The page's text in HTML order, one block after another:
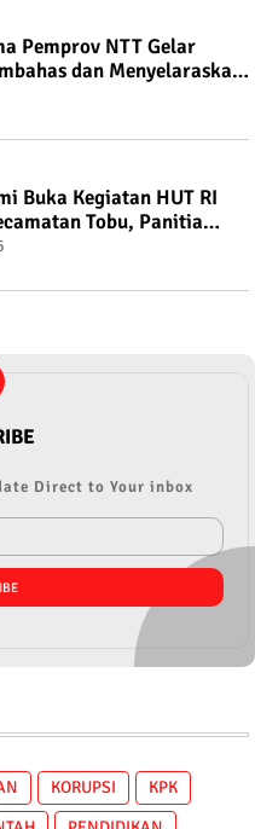
Pemprov NTT Gelar
dan Menyelaraskan
Buka Kegiatan HUT RI
Tobu, Panitia
Perjudian
Direct to Your inbox
KORUPSI
KPK